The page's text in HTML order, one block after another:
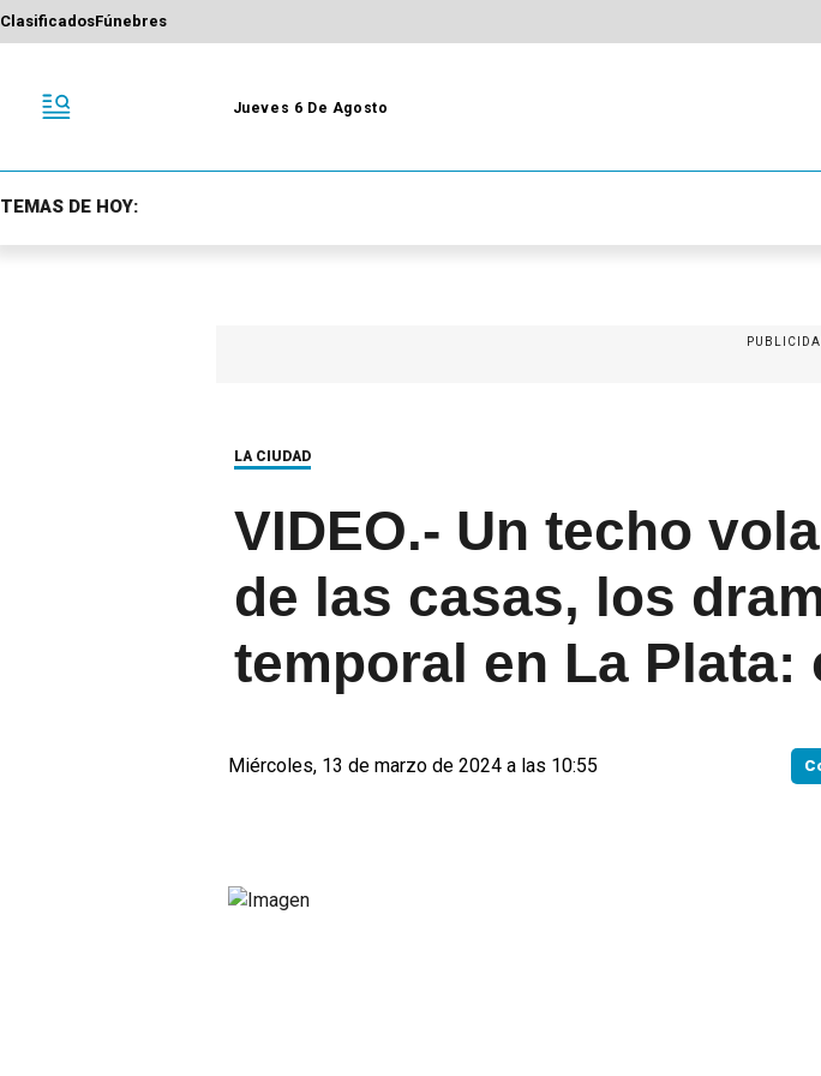
ClasificadosFúnebres
Jueves 6 De Agosto
TEMAS DE HOY:
LA CIUDAD
VIDEO.- Un techo
de las casas, los
temporal en La
Miércoles, 13 de marzo de 2024 a las 10:55